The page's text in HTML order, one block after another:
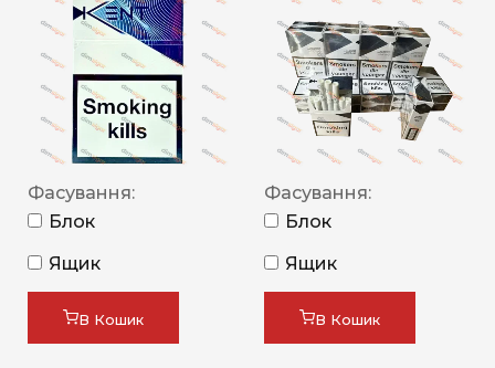
Фасування:
Блок
Ящик
В Кошик
Фасування:
Блок
Ящик
В Кошик